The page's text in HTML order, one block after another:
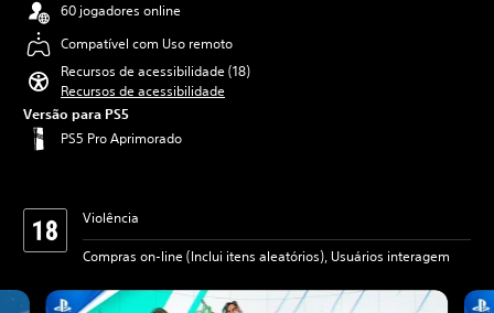
60 jogadores online
Compatível com Uso remoto
Recursos de acessibilidade (18)
Recursos de acessibilidade
Versão para PS5
PS5 Pro Aprimorado
Violência
Compras on-line (Inclui itens aleatórios), Usuários interagem